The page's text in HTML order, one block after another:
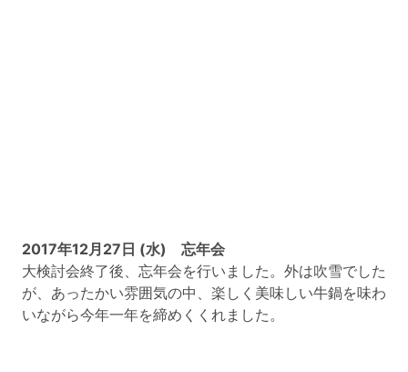
2017年12月27日 (水) 忘年会
大検討会終了後、忘年会を行いました。外は吹雪でした
が、あったかい雰囲気の中、楽しく美味しい牛鍋を味わ
いながら今年一年を締めくくれました。